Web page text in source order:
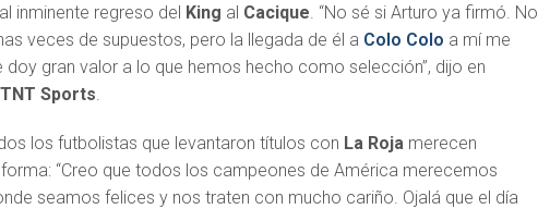
inminente regreso del King al Cacique . “No sé si Arturo ya firmó. No
veces de supuestos, pero la llegada de él a Colo Colo a mí me
doy gran valor a lo que hemos hecho como selección”, dijo en
TNT Sports
los futbolistas que levantaron títulos con La Roja merecen
“Creo que todos los campeones de América merecemos
seamos felices y nos traten con mucho cariño. Ojalá que el día